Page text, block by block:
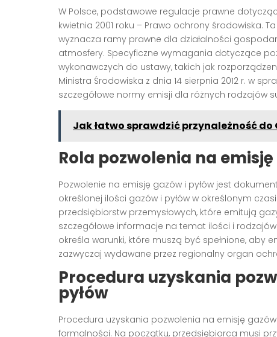
W Polsce, podstawowe regulacje prawne
kwietnia 2001 roku – Prawo ochrony środowiska.
wyznacza ramy prawne dla działalności
atmosfery. Specyficzne wymagania dotyczące
wykonawczych do ustawy, takich jak
Ministra Środowiska z dnia 14 sierpnia 2012 r. w
szczegółowe normy emisji dla różnych rodzajów
Jak łatwo sprawdzić przynależność do
Rola pozwolenia na
Pozwolenie na emisję gazów i pyłów jest
określonej ilości gazów i pyłów w określonym
przedsiębiorstw przemysłowych, które emitują
szczegółowe informacje na temat ilości i
określa warunki, które muszą być spełnione, aby
zazwyczaj wydawane przez regionalny organ
Procedura uzyskania
pyłów
Procedura uzyskania pozwolenia na emisję
formalności. Na początku, przedsiębiorca musi